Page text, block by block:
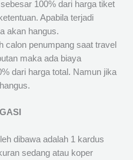
100% dari harga tiket
Apabila terjadi
akan hangus.
calon penumpang saat travel
maka ada biaya
dari harga total. Namun jika
dibawa adalah 1 kardus
sedang atau koper